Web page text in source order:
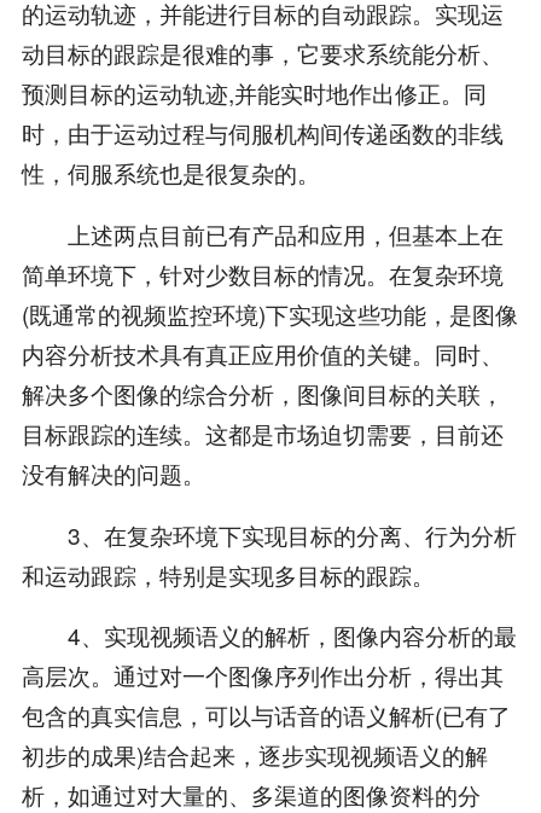
的运动轨迹，并能进行目标的自动跟踪。实现运
动目标的跟踪是很难的事，它要求系统能分析、
预测目标的运动轨迹,并能实时地作出修正。同
时，由于运动过程与伺服机构间传递函数的非线
性，伺服系统也是很复杂的。
上述两点目前已有产品和应用，但基本上在
简单环境下，针对少数目标的情况。在复杂环境
(既通常的视频监控环境)下实现这些功能，是图像
内容分析技术具有真正应用价值的关键。同时、
解决多个图像的综合分析，图像间目标的关联，
目标跟踪的连续。这都是市场迫切需要，目前还
没有解决的问题。
3、在复杂环境下实现目标的分离、行为分析
和运动跟踪，特别是实现多目标的跟踪。
4、实现视频语义的解析，图像内容分析的最
高层次。通过对一个图像序列作出分析，得出其
包含的真实信息，可以与话音的语义解析(已有了
初步的成果)结合起来，逐步实现视频语义的解
析，如通过对大量的、多渠道的图像资料的分